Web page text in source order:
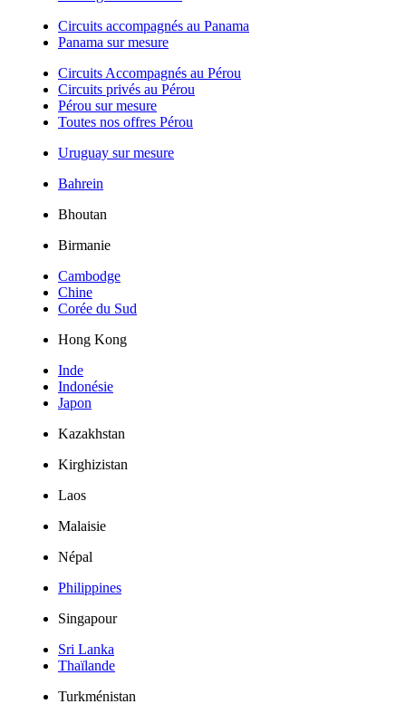
Circuits accompagnés au Panama
Panama sur mesure
Circuits Accompagnés au Pérou
Circuits privés au Pérou
Pérou sur mesure
Toutes nos offres Pérou
Uruguay sur mesure
Bahrein
Bhoutan
Birmanie
Cambodge
Chine
Corée du Sud
Hong Kong
Inde
Indonésie
Japon
Kazakhstan
Kirghizistan
Laos
Malaisie
Népal
Philippines
Singapour
Sri Lanka
Thaïlande
Turkménistan